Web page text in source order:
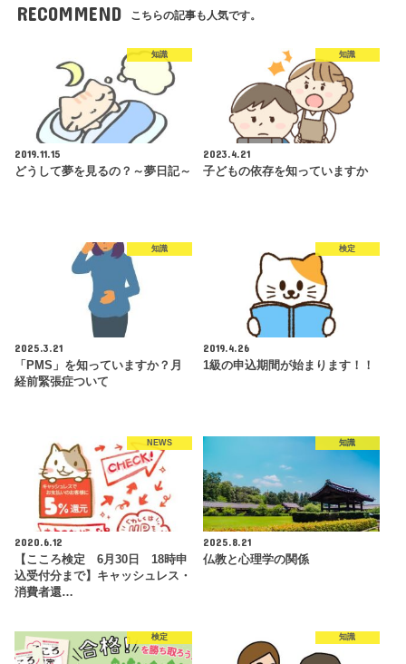
RECOMMEND こちらの記事も人気です。
知識
2019.11.15
どうして夢を見るの？～夢日記～
知識
2023.4.21
子どもの依存を知っていますか
知識
2025.3.21
「PMS」を知っていますか？月
経前緊張症ついて
検定
2019.4.26
1級の申込期間が始まります！！
NEWS
2020.6.12
【こころ検定 6月30日 18時申
込受付分まで】キャッシュレス・
消費者還…
知識
2025.8.21
仏教と心理学の関係
検定 知識